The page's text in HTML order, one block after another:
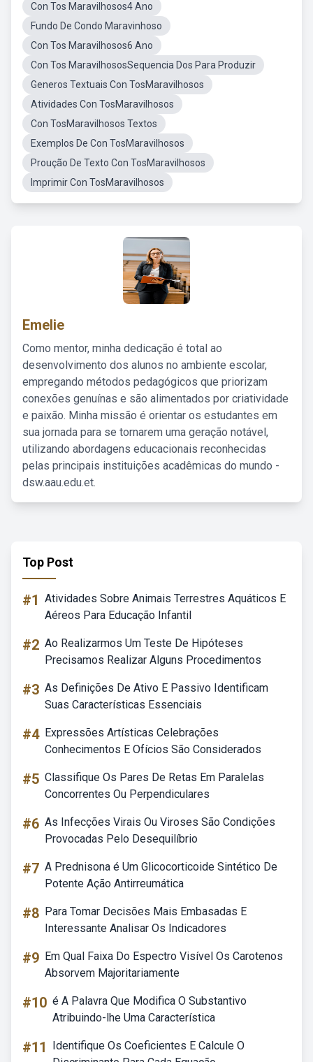
Con Tos Maravilhosos4 Ano
Fundo De Condo Maravinhoso
Con Tos Maravilhosos6 Ano
Con Tos MaravilhososSequencia Dos Para Produzir
Generos Textuais Con TosMaravilhosos
Atividades Con TosMaravilhosos
Con TosMaravilhosos Textos
Exemplos De Con TosMaravilhosos
Proução De Texto Con TosMaravilhosos
Imprimir Con TosMaravilhosos
Emelie
Como mentor, minha dedicação é total ao
desenvolvimento dos alunos no ambiente escolar,
empregando métodos pedagógicos que priorizam
conexões genuínas e são alimentados por criatividade
e paixão. Minha missão é orientar os estudantes em
sua jornada para se tornarem uma geração notável,
utilizando abordagens educacionais reconhecidas
pelas principais instituições acadêmicas do mundo -
dsw.aau.edu.et.
Top Post
#1 Atividades Sobre Animais Terrestres Aquáticos E
Aéreos Para Educação Infantil
#2 Ao Realizarmos Um Teste De Hipóteses
Precisamos Realizar Alguns Procedimentos
#3 As Definições De Ativo E Passivo Identificam
Suas Características Essenciais
#4 Expressões Artísticas Celebrações
Conhecimentos E Ofícios São Considerados
#5 Classifique Os Pares De Retas Em Paralelas
Concorrentes Ou Perpendiculares
#6 As Infecções Virais Ou Viroses São Condições
Provocadas Pelo Desequilíbrio
#7 A Prednisona é Um Glicocorticoide Sintético De
Potente Ação Antirreumática
#8 Para Tomar Decisões Mais Embasadas E
Interessante Analisar Os Indicadores
#9 Em Qual Faixa Do Espectro Visível Os Carotenos
Absorvem Majoritariamente
#10 é A Palavra Que Modifica O Substantivo
Atribuindo-lhe Uma Característica
#11
Identifique Os Coeficientes E Calcule O